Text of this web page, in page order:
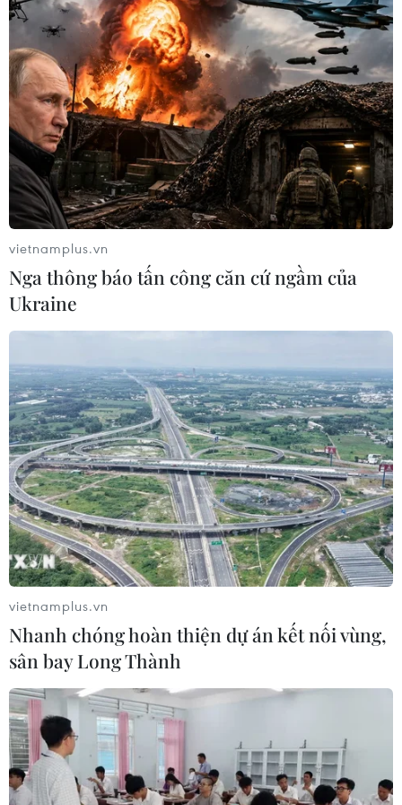
vietnamplus.vn
Nga thông báo tấn công căn cứ ngầm của
Ukraine
vietnamplus.vn
Nhanh chóng hoàn thiện dự án kết nối vùng,
sân bay Long Thành